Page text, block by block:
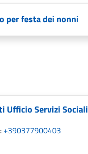
per festa dei nonni
Ufficio Servizi Sociali
+390377900403